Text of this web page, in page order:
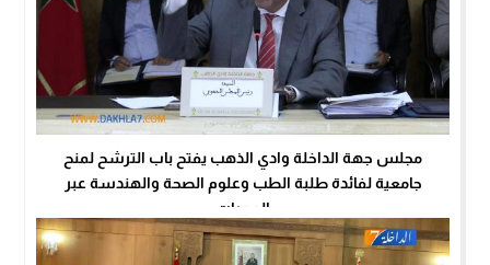
مجلس جهة الداخلة وادي الذهب يفتح باب الترشح لمنح
جامعية لفائدة طلبة الطب وعلوم الصحة والهندسة عبر
الممرات